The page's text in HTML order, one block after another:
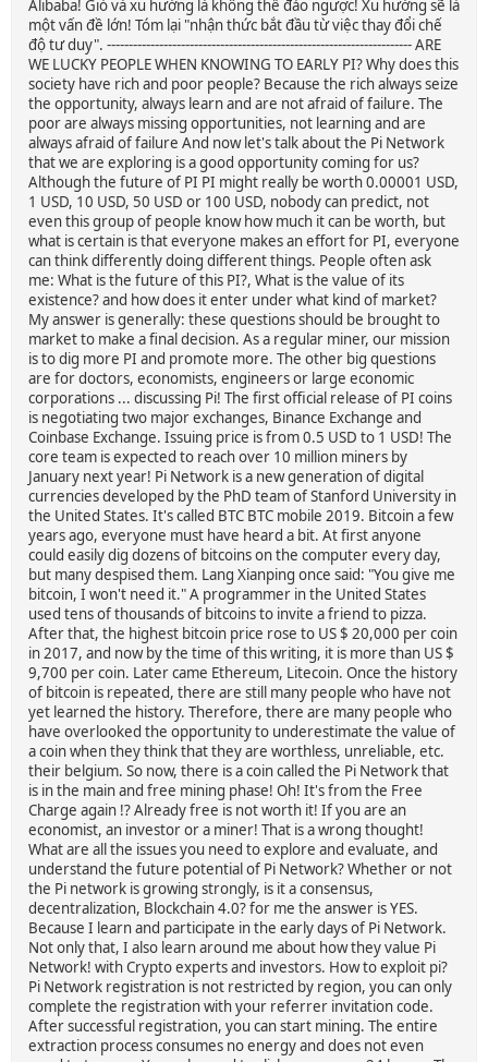
Alibaba! Gió và xu hướng là không thể đảo ngược! Xu hướng sẽ là
một vấn đề lớn! Tóm lại "nhận thức bắt đầu từ việc thay đổi chế
độ tư duy". ---------------------------------------------------------------------- ARE
WE LUCKY PEOPLE WHEN KNOWING TO EARLY PI? Why does this
society have rich and poor people? Because the rich always seize
the opportunity, always learn and are not afraid of failure. The
poor are always missing opportunities, not learning and are
always afraid of failure And now let's talk about the Pi Network
that we are exploring is a good opportunity coming for us?
Although the future of PI PI might really be worth 0.00001 USD,
1 USD, 10 USD, 50 USD or 100 USD, nobody can predict, not
even this group of people know how much it can be worth, but
what is certain is that everyone makes an effort for PI, everyone
can think differently doing different things. People often ask
me: What is the future of this PI?, What is the value of its
existence? and how does it enter under what kind of market?
My answer is generally: these questions should be brought to
market to make a final decision. As a regular miner, our mission
is to dig more PI and promote more. The other big questions
are for doctors, economists, engineers or large economic
corporations ... discussing Pi! The first official release of PI coins
is negotiating two major exchanges, Binance Exchange and
Coinbase Exchange. Issuing price is from 0.5 USD to 1 USD! The
core team is expected to reach over 10 million miners by
January next year! Pi Network is a new generation of digital
currencies developed by the PhD team of Stanford University in
the United States. It's called BTC BTC mobile 2019. Bitcoin a few
years ago, everyone must have heard a bit. At first anyone
could easily dig dozens of bitcoins on the computer every day,
but many despised them. Lang Xianping once said: "You give me
bitcoin, I won't need it." A programmer in the United States
used tens of thousands of bitcoins to invite a friend to pizza.
After that, the highest bitcoin price rose to US $ 20,000 per coin
in 2017, and now by the time of this writing, it is more than US $
9,700 per coin. Later came Ethereum, Litecoin. Once the history
of bitcoin is repeated, there are still many people who have not
yet learned the history. Therefore, there are many people who
have overlooked the opportunity to underestimate the value of
a coin when they think that they are worthless, unreliable, etc.
their belgium. So now, there is a coin called the Pi Network that
is in the main and free mining phase! Oh! It's from the Free
Charge again !? Already free is not worth it! If you are an
economist, an investor or a miner! That is a wrong thought!
What are all the issues you need to explore and evaluate, and
understand the future potential of Pi Network? Whether or not
the Pi network is growing strongly, is it a consensus,
decentralization, Blockchain 4.0? for me the answer is YES.
Because I learn and participate in the early days of Pi Network.
Not only that, I also learn around me about how they value Pi
Network! with Crypto experts and investors. How to exploit pi?
Pi Network registration is not restricted by region, you can only
complete the registration with your referrer invitation code.
After successful registration, you can start mining. The entire
extraction process consumes no energy and does not even